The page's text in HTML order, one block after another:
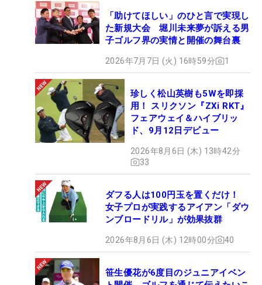
「助けてほしい」のひと言で実現し
た新規大会 堀川未来夢が訴える男
子ゴルフ界の実情と開催の舞台裏
2026年7月7日 (火) 16時59分 1
珍しく松山英樹も5Wを即採
用！ スリクソン『ZXi RKT』
フェアウェイ＆ハイブリッ
ド、9月12日デビュー
2026年8月6日 (木) 13時42分
33
ダフる人は100円玉を置くだけ！
女子プロが実践するアイアン「ダウ
ンブロードリル」が効果抜群
2026年8月6日 (木) 12時00分 40
笹生優花が6度目のジュニアイベン